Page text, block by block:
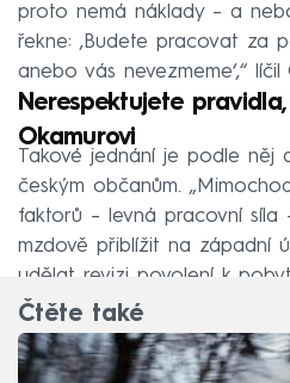
proto nemá náklady – a
řekne: ‚Budete pracovat za
anebo vás nevezmeme‘,“ líčil
Nerespektujete
Okamurovi
Takové jednání je podle něj
českým občanům.
faktorů – levná pracovní síla
mzdově přiblížit na západní
udělat revizi povolení k
Čtěte také